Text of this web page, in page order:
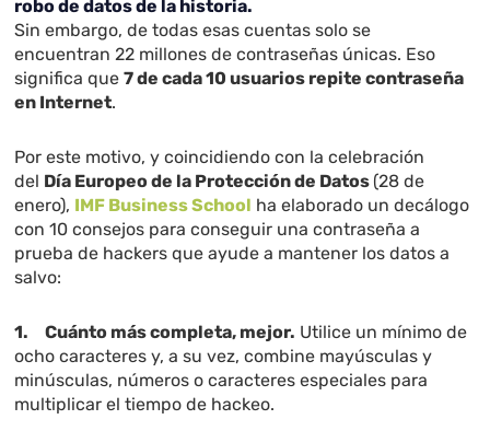
robo de datos de la historia.
Sin embargo, de todas esas cuentas solo se
encuentran 22 millones de contraseñas únicas. Eso
significa que7 de cada 10 usuarios repite contraseña
en Internet.
Por este motivo, y coincidiendo con la celebración
del Día Europeo de la Protección de Datos (28 de
enero), IMF Business School ha elaborado un decálogo
con 10 consejos para conseguir una contraseña a
prueba de hackers que ayude a mantener los datos a
salvo:
1.Cuánto más completa, mejor. Utilice un mínimo de
ocho caracteres y, a su vez, combine mayúsculas y
minúsculas, números o caracteres especiales para
multiplicar el tiempo de hackeo.